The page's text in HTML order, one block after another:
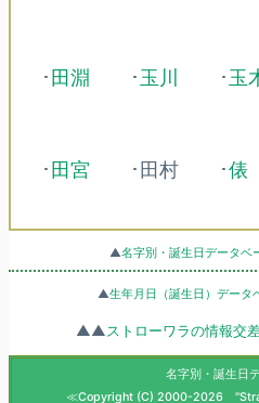
･ 田淵 ･玉川 ･玉
･ 田宮 ･田村 ･俵
▲名字別・誕生日データベ
▲生年月日（誕生日）データ
▲▲ストローワラの情報交
名字別・誕生日
≪Copyright (C) 2000-2026